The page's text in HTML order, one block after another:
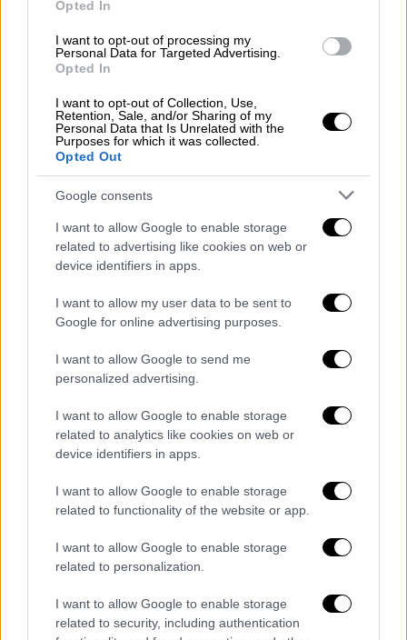
Opted In
I want to opt-out of processing my
Personal Data for Targeted Advertising.
Opted In
I want to opt-out of Collection, Use,
Retention, Sale, and/or Sharing of my
Personal Data that Is Unrelated with the
Purposes for which it was collected.
Opted Out
Google consents
I want to allow Google to enable storage
related to advertising like cookies on web or
device identifiers in apps.
I want to allow my user data to be sent to
Google for online advertising purposes.
I want to allow Google to send me
personalized advertising.
I want to allow Google to enable storage
related to analytics like cookies on web or
device identifiers in apps.
I want to allow Google to enable storage
related to functionality of the website or app.
I want to allow Google to enable storage
related to personalization.
I want to allow Google to enable storage
related to security, including authentication
|27.09.2022 22:41
Επιστήμονες θεράπευσαν θανατηφόρα
πνευμονία σε ποντίκια με νανορομπότ
Κατασκευασμένα από κύτταρα άλγης, τα
νανορομπότ χορηγούν τα αντιβιοτικά
απευθείας στα βακτήρια που πλήττουν τον
οργανισμό
Ακτιβιστές άφησαν σημείωμα στον